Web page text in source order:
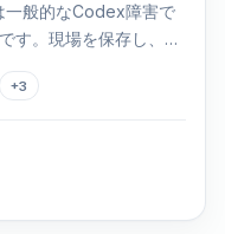
般的なCodex障害で
す。現場を保存し、許
+3